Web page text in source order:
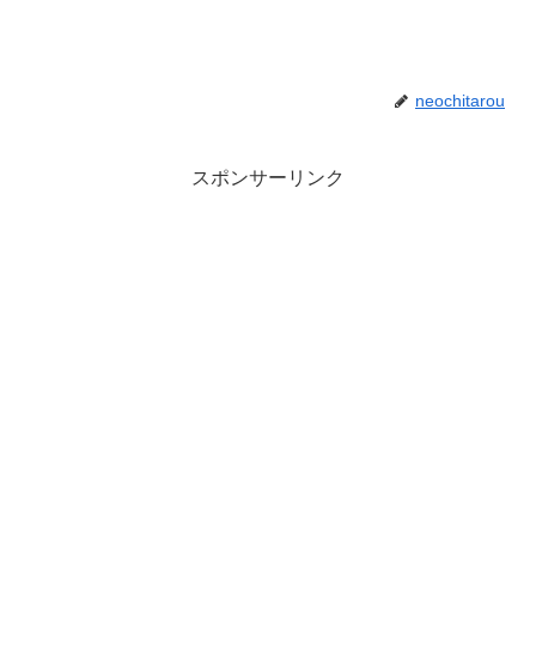
neochitarou
スポンサーリンク